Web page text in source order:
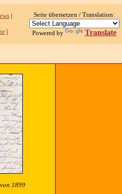
|
|
Seite übersetzen / Translation:
Powered by Translate
1899